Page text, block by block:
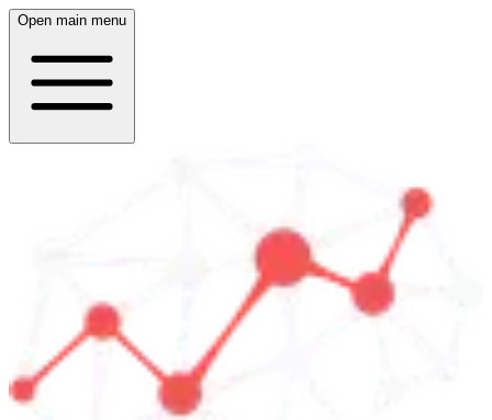
Open main menu